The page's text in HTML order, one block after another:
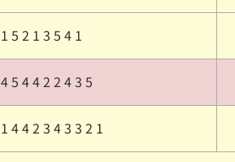
1 5 2 1 3 5 4 1
4 5 4 4 2 2 4 3 5
1 4 4 2 3 4 3 3 2 1